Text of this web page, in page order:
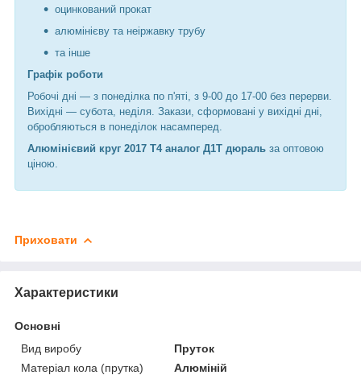
оцинкований прокат
алюмінієву та неіржавку трубу
та інше
Графік роботи
Робочі дні — з понеділка по п'яті, з 9-00 до 17-00 без перерви.
Вихідні — субота, неділя. Закази, сформовані у вихідні дні,
обробляються в понеділок насамперед.
Алюмінієвий круг 2017 Т4 аналог Д1Т дюраль за оптовою
ціною.
Приховати
Характеристики
Основні
Вид виробу
Пруток
Матеріал кола (прутка)
Алюміній